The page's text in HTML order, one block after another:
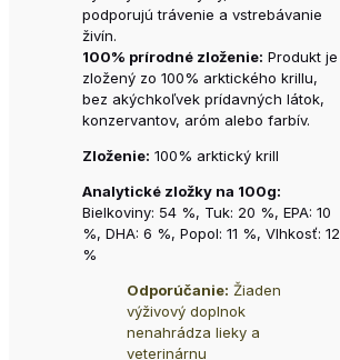
podporujú trávenie a vstrebávanie
živín.
100% prírodné zloženie: Produkt je
zložený zo 100% arktického krillu,
bez akýchkoľvek prídavných látok,
konzervantov, aróm alebo farbív.
Zloženie: 100% arktický krill
Analytické zložky na 100g:
Bielkoviny: 54 %, Tuk: 20 %, EPA: 10
%, DHA: 6 %, Popol: 11 %, Vlhkosť: 12
%
Odporúčanie: Žiaden
výživový doplnok
nenahrádza lieky a
veterinárnu